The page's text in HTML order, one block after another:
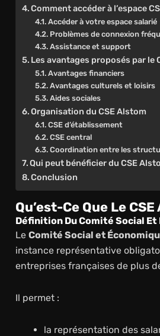
Comment accéder à l’espace
Accéder à votre espace salarié
Problèmes de connexion
Assistance et support
Les avantages proposés par le
Avantages financiers
Avantages culturels et loisirs
Aides sociales
Organisation du CSE Alstom
CSE d’établissement
CSE central
Coordination entre les
Qui peut bénéficier du CSE
Conclusion
Qu’est-Ce Que Le
Définition Du Comité Social Et
Le Comité Social et
instance représentative
entreprises françaises de plus
Il permet :
la représentation des